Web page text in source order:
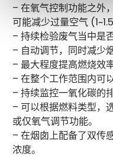
– 在氧气控制功能之外
可能减少过量空气
– 持续检验废气当中是
– 自动调节，同时减少
– 最大程度提高燃烧效率
– 在整个工作范围内可
– 持续监控一氧化碳的
– 可以根据燃料类型，
或仅氧气调节功能。
– 在烟囱上配备了双传
浓度。